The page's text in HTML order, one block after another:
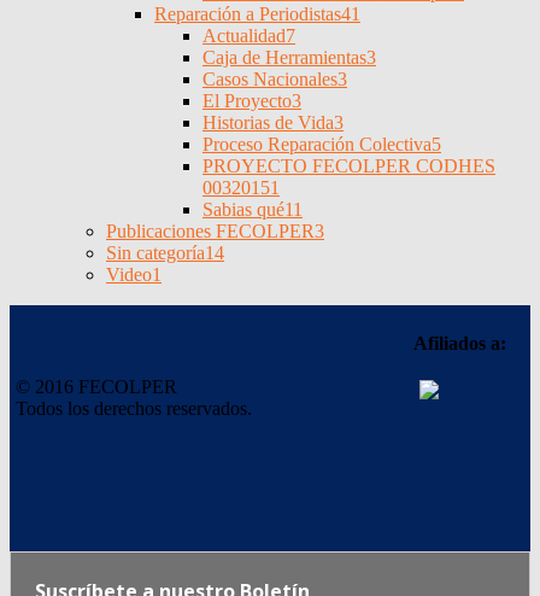
Reparación a Periodistas41
Actualidad7
Caja de Herramientas3
Casos Nacionales3
El Proyecto3
Historias de Vida3
Proceso Reparación Colectiva5
PROYECTO FECOLPER CODHES
00320151
Sabias qué11
Publicaciones FECOLPER3
Sin categoría14
Video1
© 2016 FECOLPER
Todos los derechos reservados.
Afiliados a: